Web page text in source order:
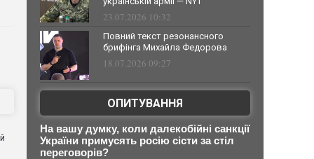
23.07.2026 10:32
Повний текст резонансного
брифінга Михайла Федорова
18.07.2026 09:27
ОПИТУВАННЯ
На вашу думку, коли далекобійні санкції
України примусять росію сісти за стіл
переговорів?